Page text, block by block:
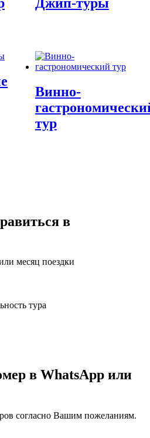
Винно-
тур
в
месяц поездки
тура
в WhatsApp или
согласно Вашим пожеланиям.